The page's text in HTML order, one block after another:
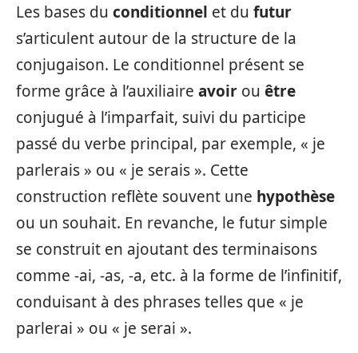
Les bases du conditionnel et du futur
s’articulent autour de la structure de la
conjugaison. Le conditionnel présent se
forme grâce à l’auxiliaire avoir ou être
conjugué à l’imparfait, suivi du participe
passé du verbe principal, par exemple, « je
parlerais » ou « je serais ». Cette
construction reflète souvent une hypothèse
ou un souhait. En revanche, le futur simple
se construit en ajoutant des terminaisons
comme -ai, -as, -a, etc. à la forme de l’infinitif,
conduisant à des phrases telles que « je
parlerai » ou « je serai ».